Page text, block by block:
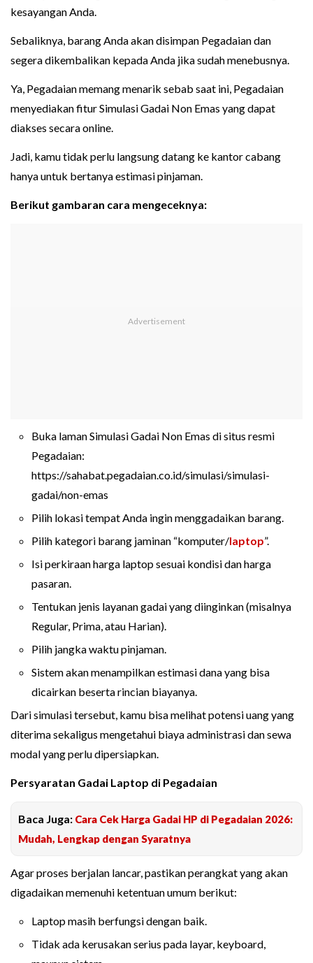
kesayangan Anda.
Sebaliknya, barang Anda akan disimpan Pegadaian dan
segera dikembalikan kepada Anda jika sudah menebusnya.
Ya, Pegadaian memang menarik sebab saat ini, Pegadaian
menyediakan fitur Simulasi Gadai Non Emas yang dapat
diakses secara online.
Jadi, kamu tidak perlu langsung datang ke kantor cabang
hanya untuk bertanya estimasi pinjaman.
Berikut gambaran cara mengeceknya:
Buka laman Simulasi Gadai Non Emas di situs resmi
Pegadaian:
https://sahabat.pegadaian.co.id/simulasi/simulasi-
gadai/non-emas
Pilih lokasi tempat Anda ingin menggadaikan barang.
Pilih kategori barang jaminan “komputer/laptop”.
Isi perkiraan harga laptop sesuai kondisi dan harga
pasaran.
Tentukan jenis layanan gadai yang diinginkan (misalnya
Regular, Prima, atau Harian).
Pilih jangka waktu pinjaman.
Sistem akan menampilkan estimasi dana yang bisa
dicairkan beserta rincian biayanya.
Dari simulasi tersebut, kamu bisa melihat potensi uang yang
diterima sekaligus mengetahui biaya administrasi dan sewa
modal yang perlu dipersiapkan.
Persyaratan Gadai Laptop di Pegadaian
Baca Juga: Cara Cek Harga Gadai HP di Pegadaian 2026:
Mudah, Lengkap dengan Syaratnya
Agar proses berjalan lancar, pastikan perangkat yang akan
digadaikan memenuhi ketentuan umum berikut:
Laptop masih berfungsi dengan baik.
Tidak ada kerusakan serius pada layar, keyboard,